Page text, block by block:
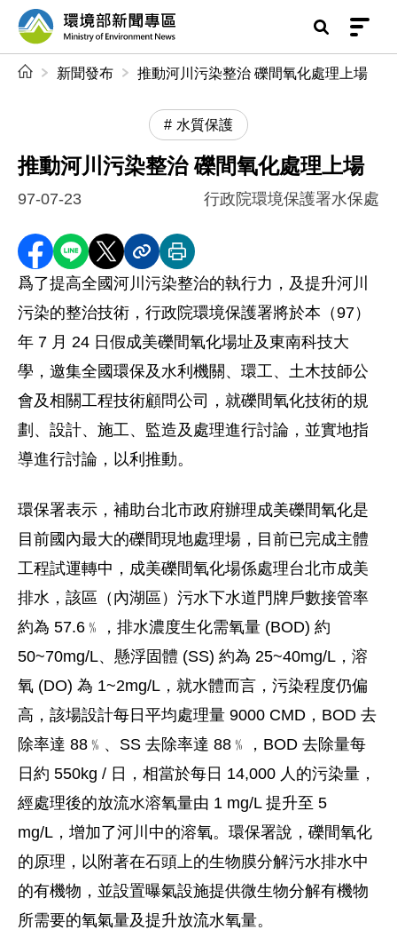
前往中央內容區塊
環境部新聞專區
新聞發布 推動河川污染整治 礫間氧化處理上場
水質保護
推動河川污染整治 礫間氧化處理上場
97-07-23 行政院環境保護署水保處
分享至 Facebook
分享到 LINE
分享到 X分享內容連結
列印本頁
爲了提高全國河川污染整治的執行力，及提升河川
污染的整治技術，行政院環境保護署將於本（97）
年 7 月 24 日假成美礫間氧化場址及東南科技大
學，邀集全國環保及水利機關、環工、土木技師公
會及相關工程技術顧問公司，就礫間氧化技術的規
劃、設計、施工、監造及處理進行討論，並實地指
導進行討論，以利推動。
環保署表示，補助台北市政府辦理成美礫間氧化是
目前國內最大的礫間現地處理場，目前已完成主體
工程試運轉中，成美礫間氧化場係處理台北市成美
排水，該區（內湖區）污水下水道門牌戶數接管率
約為 57.6﹪，排水濃度生化需氧量 (BOD) 約
50~70mg/L、懸浮固體 (SS) 約為 25~40mg/L，溶
氧 (DO) 為 1~2mg/L，就水體而言，污染程度仍偏
高，該場設計每日平均處理量 9000 CMD，BOD 去
除率達 88﹪、SS 去除率達 88﹪，BOD 去除量每
日約 550kg / 日，相當於每日 14,000 人的污染量，
經處理後的放流水溶氧量由 1 mg/L 提升至 5
mg/L，增加了河川中的溶氧。環保署說，礫間氧化
的原理，以附著在石頭上的生物膜分解污水排水中
的有機物，並設置曝氣設施提供微生物分解有機物
所需要的氧氣量及提升放流水氧量。